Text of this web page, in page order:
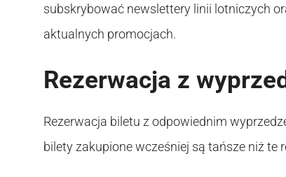
subskrybować newslettery linii lotniczych
aktualnych promocjach.
Rezerwacja z
Rezerwacja biletu z odpowiednim
bilety zakupione wcześniej są tańsze niż te